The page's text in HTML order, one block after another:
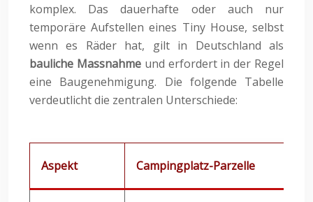
komplex. Das dauerhafte oder auch nur
temporäre Aufstellen eines Tiny House, selbst
wenn es Räder hat, gilt in Deutschland als
bauliche Massnahmeund erfordert in der Regel
eine Baugenehmigung. Die folgende Tabelle
verdeutlicht die zentralen Unterschiede:
Aspekt Campingplatz-Parzelle